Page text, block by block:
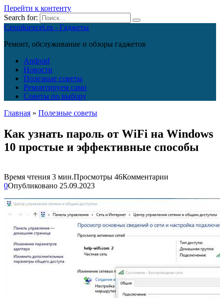
Перейти к контенту
Search for:
Cennikiexcel.ru - Гаджеты
Ремонт, обслуживание и обзоры гаджетов
Android
Новости
Полезные советы
Ремонтируем сами
Советы по выбору
Главная » Полезные советы
Как узнать пароль от WiFi на Windows
10 простые и эффективные способы
Время чтения 3 мин.Просмотры 46Комментарии
0Опубликовано 25.09.2023